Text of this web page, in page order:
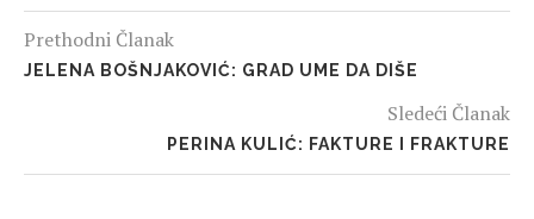
Prethodni Članak
JELENA BOŠNJAKOVIĆ: GRAD UME DA DIŠE
Sledeći Članak
PERINA KULIĆ: FAKTURE I FRAKTURE